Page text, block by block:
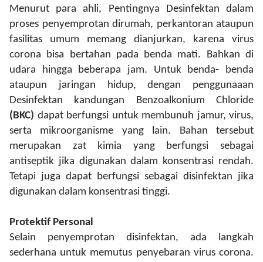
Menurut para ahli, Pentingnya Desinfektan dalam
proses penyemprotan dirumah, perkantoran ataupun
fasilitas umum memang dianjurkan, karena virus
corona bisa bertahan pada benda mati. Bahkan di
udara hingga beberapa jam. Untuk benda- benda
ataupun jaringan hidup, dengan penggunaaan
Desinfektan kandungan Benzoalkonium Chloride
(BKC) dapat berfungsi untuk membunuh jamur, virus,
serta mikroorganisme yang lain. Bahan tersebut
merupakan zat kimia yang berfungsi sebagai
antiseptik jika digunakan dalam konsentrasi rendah.
Tetapi juga dapat berfungsi sebagai disinfektan jika
digunakan dalam konsentrasi tinggi.
Protektif Personal
Selain penyemprotan disinfektan, ada langkah
sederhana untuk memutus penyebaran virus corona.